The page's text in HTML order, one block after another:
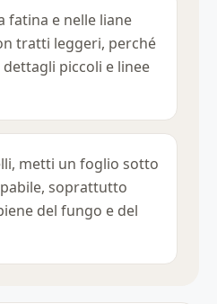
fatina e nelle liane
tratti leggeri, perché
piccoli e linee
metti un foglio sotto
soprattutto
del fungo e del